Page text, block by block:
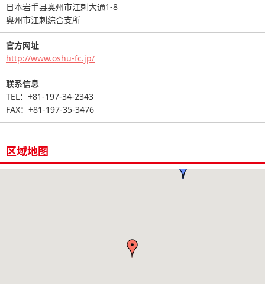
日本岩手县奥州市江刺大通1-8
奥州市江刺综合支所
官方网址
http://www.oshu-fc.jp/
联系信息
TEL：+81-197-34-2343
FAX：+81-197-35-3476
区域地图